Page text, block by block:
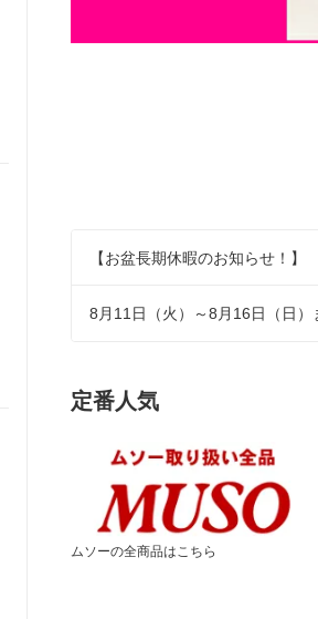
【お盆長期休暇のお知らせ！】
8月11日（火）～8月16日（日）
定番人気
ムソーの全商品はこちら